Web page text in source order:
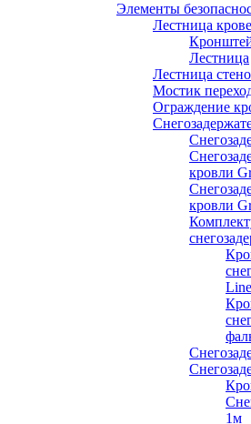
Элементы
Лестница
Лестница
Лестница
Мостик
Ограждение
кровли
кровли
Line
1м